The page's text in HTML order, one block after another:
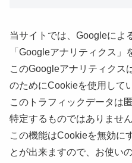
当サイトでは、Googleによ
「Googleアナリティクス」
このGoogleアナリティクス
のためにCookieを使用して
このトラフィックデータは
特定するものではありません
この機能はCookieを無効に
とが出来ますので、お使い